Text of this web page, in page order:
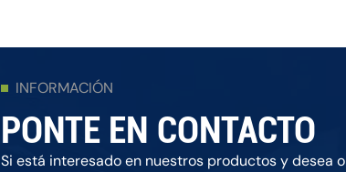
INFORMACIÓN
PONTE EN CONTACTO
Si está interesado en nuestros productos y desea